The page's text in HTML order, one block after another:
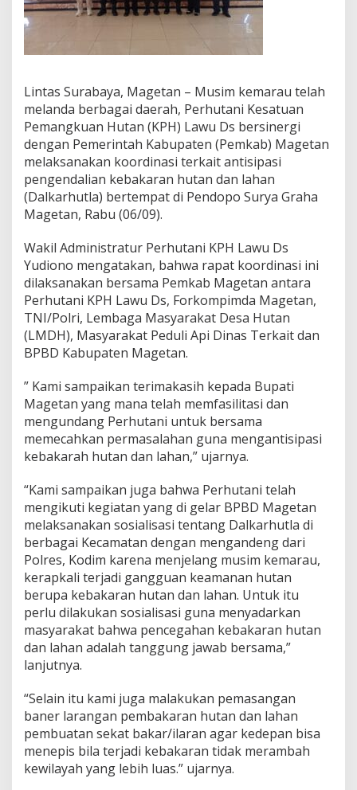
m
k
b
g
e
t
a
n
K
o
o
r
n
a
s
i
n
t
i
i
a
s
i
P
g
e
n
d
a
l
i
a
n
K
b
a
r
a
n
H
u
Lintas Surabaya, Magetan – Musim kemarau telah
melanda berbagai daerah, Perhutani Kesatuan
Pemangkuan Hutan (KPH) Lawu Ds bersinergi
dengan Pemerintah Kabupaten (Pemkab) Magetan
melaksanakan koordinasi terkait antisipasi
pengendalian kebakaran hutan dan lahan
(Dalkarhutla) bertempat di Pendopo Surya Graha
Magetan, Rabu (06/09).
Wakil Administratur Perhutani KPH Lawu Ds
Yudiono mengatakan, bahwa rapat koordinasi ini
dilaksanakan bersama Pemkab Magetan antara
Perhutani KPH Lawu Ds, Forkompimda Magetan,
TNI/Polri, Lembaga Masyarakat Desa Hutan
(LMDH), Masyarakat Peduli Api Dinas Terkait dan
BPBD Kabupaten Magetan.
” Kami sampaikan terimakasih kepada Bupati
Magetan yang mana telah memfasilitasi dan
mengundang Perhutani untuk bersama
memecahkan permasalahan guna mengantisipasi
kebakarah hutan dan lahan,” ujarnya.
“Kami sampaikan juga bahwa Perhutani telah
mengikuti kegiatan yang di gelar BPBD Magetan
melaksanakan sosialisasi tentang Dalkarhutla di
berbagai Kecamatan dengan mengandeng dari
Polres, Kodim karena menjelang musim kemarau,
kerapkali terjadi gangguan keamanan hutan
berupa kebakaran hutan dan lahan. Untuk itu
perlu dilakukan sosialisasi guna menyadarkan
masyarakat bahwa pencegahan kebakaran hutan
dan lahan adalah tanggung jawab bersama,”
lanjutnya.
“Selain itu kami juga malakukan pemasangan
baner larangan pembakaran hutan dan lahan
pembuatan sekat bakar/ilaran agar kedepan bisa
menepis bila terjadi kebakaran tidak merambah
kewilayah yang lebih luas.” ujarnya.